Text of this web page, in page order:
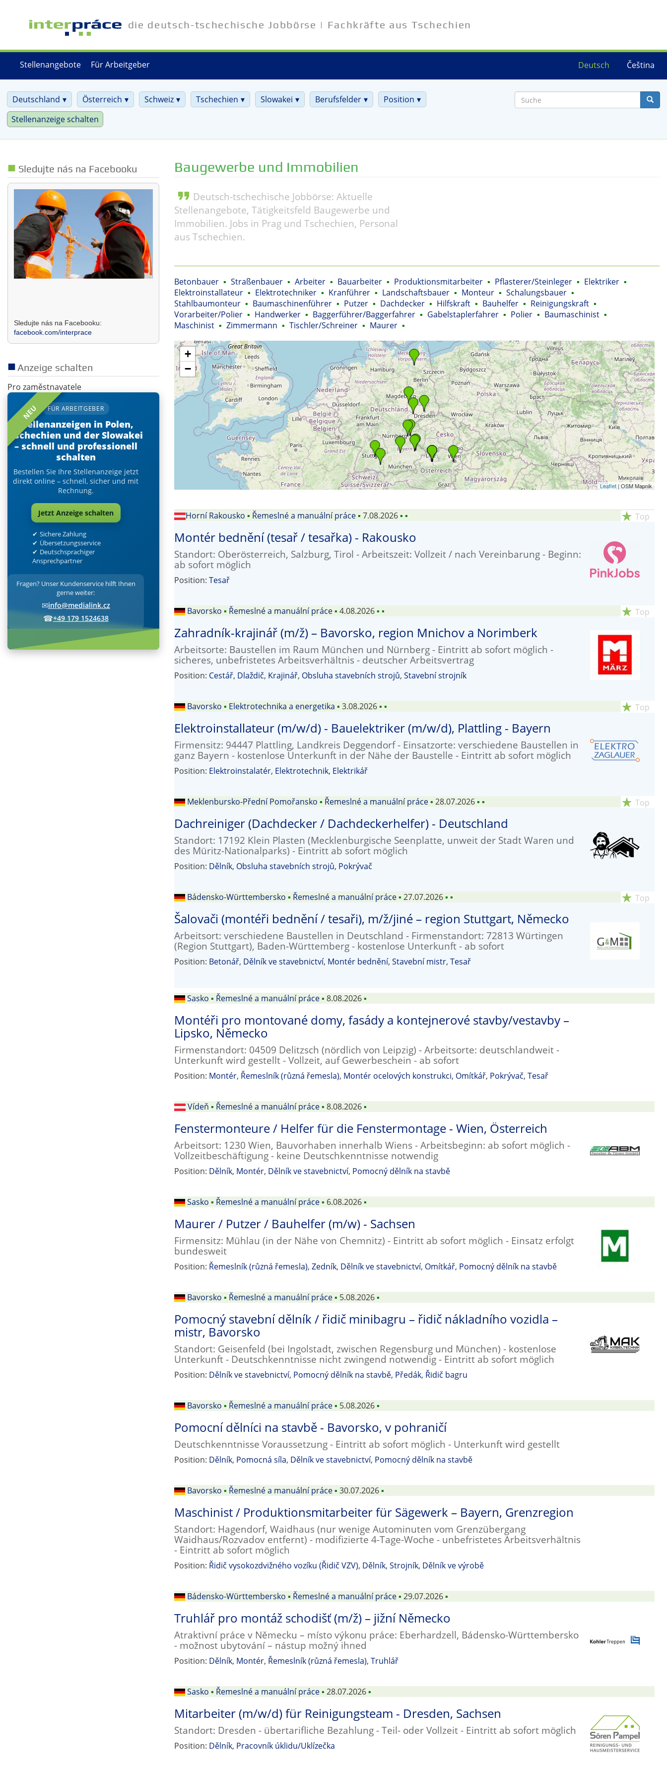
Čeština
Deutsch
die deutsch-tschechische Jobbörse | Fachkräfte aus Tschechien
Stellenangebote Für Arbeitgeber
Deutschland Österreich Schweiz Tschechien Slowakei Berufsfelder
Position
Stellenanzeige schalten
Sledujte nás na Facebooku
Sledujte nás na Facebooku:
facebook.com/interprace
Anzeige schalten
Pro zaměstnavatele
NEU FÜR ARBEITGEBER
Stellenanzeigen in Polen,
Tschechien und der Slowakei
– schnell und professionell
schalten
Bestellen Sie Ihre Stellenanzeige jetzt
direkt online – schnell, sicher und mit
Rechnung.
Jetzt Anzeige schalten
Sichere Zahlung
Übersetzungsservice
Deutschsprachiger
Ansprechpartner
Fragen? Unser Kundenservice hilft Ihnen
gerne weiter:
✉info@medialink.cz
☎+49 179 1524638
Baugewerbe und Immobilien
format_quote Deutsch-tschechische Jobbörse: Aktuelle
Stellenangebote, Tätigkeitsfeld Baugewerbe und
Immobilien. Jobs in Prag und Tschechien, Personal
aus Tschechien.
Betonbauer ▪ Straßenbauer ▪ Arbeiter ▪ Bauarbeiter ▪ Produktionsmitarbeiter ▪ Pflasterer/Steinleger ▪ Elektriker ▪
Elektroinstallateur ▪ Elektrotechniker ▪ Kranführer ▪ Landschaftsbauer ▪ Monteur ▪ Schalungsbauer ▪
Stahlbaumonteur ▪ Baumaschinenführer ▪ Putzer ▪ Dachdecker ▪ Hilfskraft ▪ Bauhelfer ▪ Reinigungskraft ▪
Vorarbeiter/Polier ▪ Handwerker ▪ Baggerführer/Baggerfahrer ▪ Gabelstaplerfahrer ▪ Polier ▪ Baumaschinist ▪
Maschinist ▪ Zimmermann ▪ Tischler/Schreiner ▪ Maurer ▪
+
−
Leaflet | OSM Mapnik
Horní Rakousko ▪ Řemeslné a manuální práce▪ 7.08.2026▪ ▪ star_rate Top
Montér bednění (tesař / tesařka) - Rakousko
Standort: Oberösterreich, Salzburg, Tirol - Arbeitszeit: Vollzeit / nach Vereinbarung - Beginn:
ab sofort möglich
Position: Tesař
Bavorsko ▪ Řemeslné a manuální práce▪ 4.08.2026▪ ▪ star_rate Top
Zahradník-krajinář (m/ž) – Bavorsko, region Mnichov a Norimberk
Arbeitsorte: Baustellen im Raum München und Nürnberg - Eintritt ab sofort möglich -
sicheres, unbefristetes Arbeitsverhältnis - deutscher Arbeitsvertrag
Position: Cestář, Dlaždič, Krajinář, Obsluha stavebních strojů, Stavební strojník
Bavorsko ▪ Elektrotechnika a energetika ▪ 3.08.2026▪ ▪ star_rate Top
Elektroinstallateur (m/w/d) - Bauelektriker (m/w/d), Plattling - Bayern
Firmensitz: 94447 Plattling, Landkreis Deggendorf - Einsatzorte: verschiedene Baustellen in
ganz Bayern - kostenlose Unterkunft in der Nähe der Baustelle - Eintritt ab sofort möglich
Position: Elektroinstalatér, Elektrotechnik, Elektrikář
Meklenbursko-Přední Pomořansko ▪ Řemeslné a manuální práce▪ 28.07.2026▪ ▪ star_rate Top
Dachreiniger (Dachdecker / Dachdeckerhelfer) - Deutschland
Standort: 17192 Klein Plasten (Mecklenburgische Seenplatte, unweit der Stadt Waren und
des Müritz-Nationalparks) - Eintritt ab sofort möglich
Position: Dělník, Obsluha stavebních strojů, Pokrývač
Bádensko-Württembersko ▪ Řemeslné a manuální práce▪ 27.07.2026▪ ▪ star_rate Top
Šalovači (montéři bednění / tesaři), m/ž/jiné – region Stuttgart, Německo
Arbeitsort: verschiedene Baustellen in Deutschland - Firmenstandort: 72813 Würtingen
(Region Stuttgart), Baden-Württemberg - kostenlose Unterkunft - ab sofort
Position: Betonář, Dělník ve stavebnictví, Montér bednění, Stavební mistr, Tesař
Sasko ▪ Řemeslné a manuální práce▪ 8.08.2026▪
Montéři pro montované domy, fasády a kontejnerové stavby/vestavby –
Lipsko, Německo
Firmenstandort: 04509 Delitzsch (nördlich von Leipzig) - Arbeitsorte: deutschlandweit -
Unterkunft wird gestellt - Vollzeit, auf Gewerbeschein - ab sofort
Position: Montér, Řemeslník (různá řemesla), Montér ocelových konstrukci, Omítkář, Pokrývač, Tesař
Vídeň ▪ Řemeslné a manuální práce▪ 8.08.2026▪
Fenstermonteure / Helfer für die Fenstermontage - Wien, Österreich
Arbeitsort: 1230 Wien, Bauvorhaben innerhalb Wiens - Arbeitsbeginn: ab sofort möglich -
Vollzeitbeschäftigung - keine Deutschkenntnisse notwendig
Position: Dělník, Montér, Dělník ve stavebnictví, Pomocný dělník na stavbě
Sasko ▪ Řemeslné a manuální práce▪ 6.08.2026▪
Maurer / Putzer / Bauhelfer (m/w) - Sachsen
Firmensitz: Mühlau (in der Nähe von Chemnitz) - Eintritt ab sofort möglich - Einsatz erfolgt
bundesweit
Position: Řemeslník (různá řemesla), Zedník, Dělník ve stavebnictví, Omítkář, Pomocný dělník na stavbě
Bavorsko ▪ Řemeslné a manuální práce▪ 5.08.2026▪
Pomocný stavební dělník / řidič minibagru – řidič nákladního vozidla –
mistr, Bavorsko
Standort: Geisenfeld (bei Ingolstadt, zwischen Regensburg und München) - kostenlose
Unterkunft - Deutschkenntnisse nicht zwingend notwendig - Eintritt ab sofort möglich
Position: Dělník ve stavebnictví, Pomocný dělník na stavbě, Předák, Řidič bagru
Bavorsko ▪ Řemeslné a manuální práce▪ 5.08.2026▪
Pomocní dělníci na stavbě - Bavorsko, v pohraničí
Deutschkenntnisse Voraussetzung - Eintritt ab sofort möglich - Unterkunft wird gestellt
Position: Dělník, Pomocná síla, Dělník ve stavebnictví, Pomocný dělník na stavbě
Bavorsko ▪ Řemeslné a manuální práce▪ 30.07.2026▪
Maschinist / Produktionsmitarbeiter für Sägewerk – Bayern, Grenzregion
Standort: Hagendorf, Waidhaus (nur wenige Autominuten vom Grenzübergang
Waidhaus/Rozvadov entfernt) - modifizierte 4-Tage-Woche - unbefristetes Arbeitsverhältnis
- Eintritt ab sofort möglich
Position: Řidič vysokozdvižného vozíku (Řidič VZV), Dělník, Strojník, Dělník ve výrobě
Bádensko-Württembersko ▪ Řemeslné a manuální práce▪ 29.07.2026▪
Truhlář pro montáž schodišť (m/ž) – jižní Německo
Atraktivní práce v Německu – místo výkonu práce: Eberhardzell, Bádensko-Württembersko
- možnost ubytování – nástup možný ihned
Position: Dělník, Montér, Řemeslník (různá řemesla), Truhlář
Sasko ▪ Řemeslné a manuální práce▪ 28.07.2026▪
Mitarbeiter (m/w/d) für Reinigungsteam - Dresden, Sachsen
Standort: Dresden - übertarifliche Bezahlung - Teil- oder Vollzeit - Eintritt ab sofort möglich
Position: Dělník, Pracovník úklidu/Uklízečka